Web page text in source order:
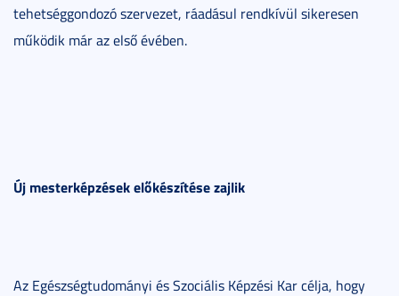
tehetséggondozó szervezet, ráadásul rendkívül sikeresen
működik már az első évében.
Új mesterképzések előkészítése zajlik
Az Egészségtudományi és Szociális Képzési Kar célja, hogy